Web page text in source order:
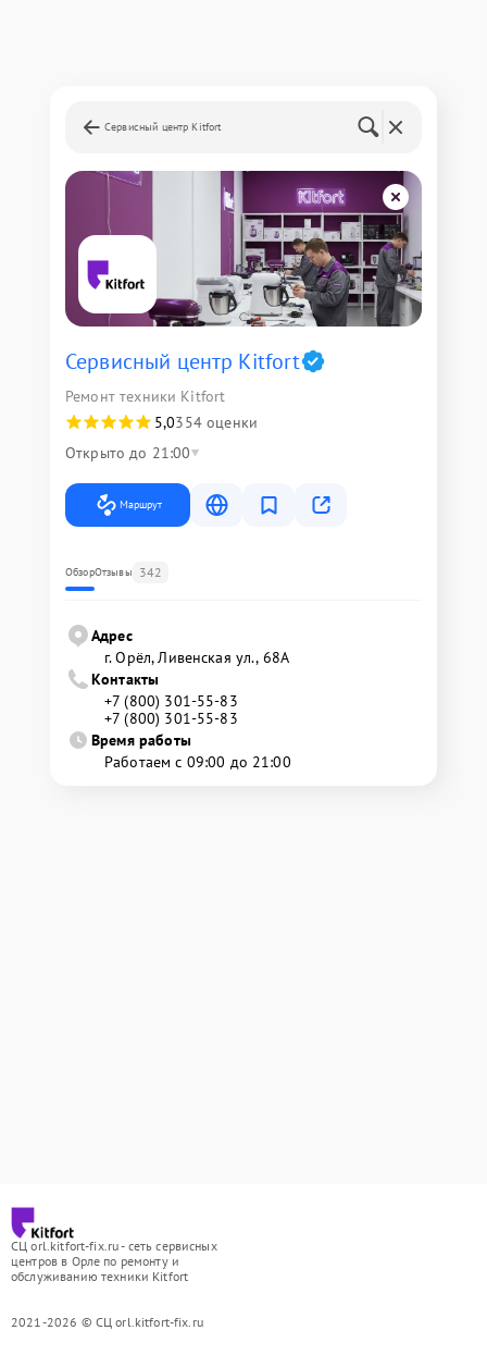
Сервисный центр Kitfort
Сервисный центр Kitfort
Ремонт техники Kitfort
5,0354 оценки
Открыто до 21:00
Маршрут
ОбзорОтзывы 342
Адрес
г. Орёл, Ливенская ул., 68А
Контакты
+7 (800) 301-55-83
+7 (800) 301-55-83
Время работы
Работаем с 09:00 до 21:00
СЦ orl.kitfort-fix.ru - сеть сервисных
центров в Орле по ремонту и
обслуживанию техники Kitfort
2021-2026 © СЦ orl.kitfort-fix.ru